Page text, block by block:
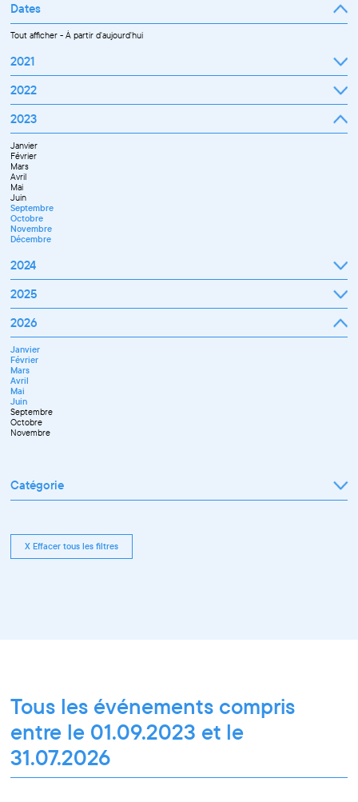
Dates
Tout afficher-À partir d'aujourd'hui
2021
Septembre
Octobre
Novembre
Décembre
2022
Janvier
Février
Mars
Avril
Mai
Juin
Juillet
Septembre
Octobre
Novembre
Décembre
2023
Janvier
Février
Mars
Avril
Mai
Juin
Septembre
Octobre
Novembre
Décembre
2024
Janvier
Février
Mars
Avril
Juillet
Septembre
Novembre
Décembre
2025
Janvier
Février
Mars
Avril
Mai
Juin
Juillet
Septembre
Octobre
Novembre
Décembre
2026
Janvier
Février
Mars
Avril
Mai
Juin
Septembre
Octobre
Novembre
Catégorie
Rencontre pro
Conférence
X Effacer tous les filtres
Tous les événements compris
entre le 01.09.2023 et le
31.07.2026